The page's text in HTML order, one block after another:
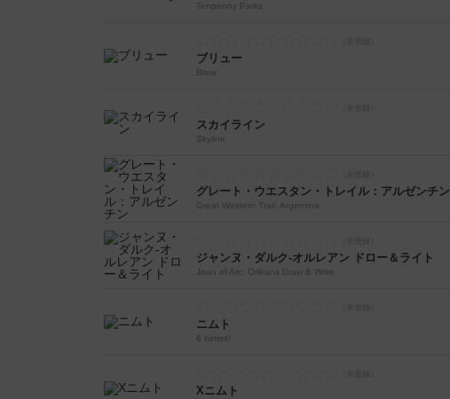
Tenpenny Parks
ブリュー
Brew
スカイライン
Skyline
グレート・ウエスタン・トレイル：アルゼンチン
Great Western Trail: Argentina
ジャンヌ・ダルク-オルレアン ドロー＆ライト
Joan of Arc: Orléans Draw & Write
ニムト
6 nimmt!
Xニムト